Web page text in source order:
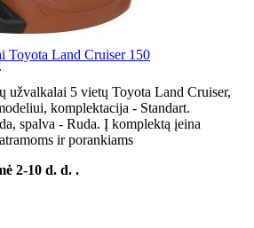
Toyota Land Cruiser 150
užvalkalai 5 vietų Toyota Land Cruiser,
komplektacija - Standart.
spalva - Ruda. Į komplektą įeina
ir porankiams
2-10 d. d. .